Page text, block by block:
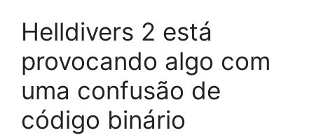
Helldivers 2 está
provocando algo com
uma confusão de
código binário